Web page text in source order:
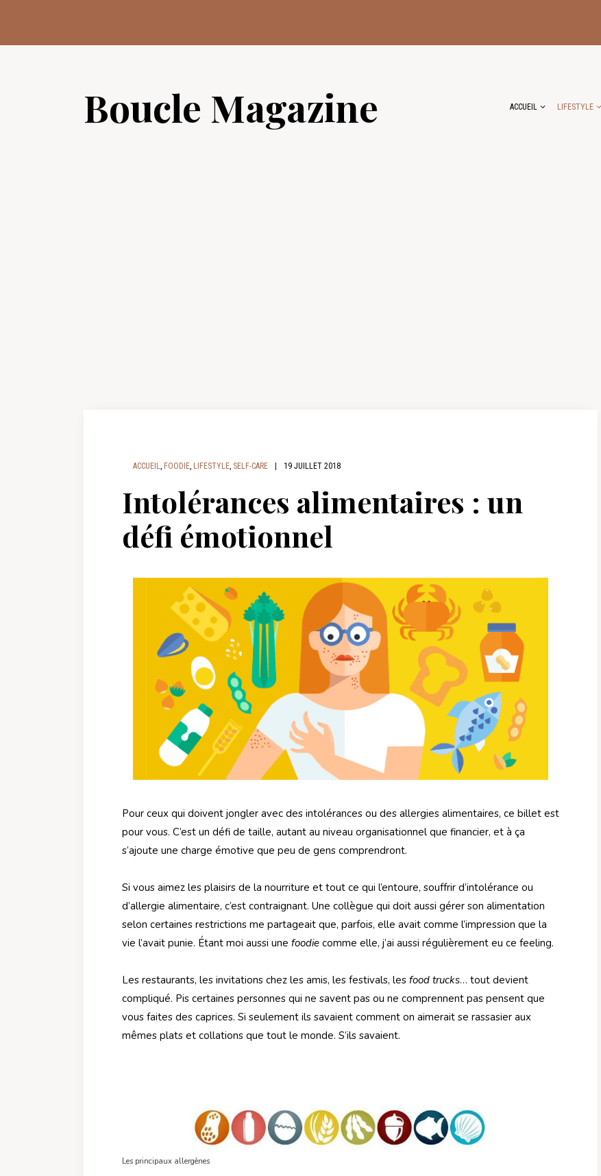
contenu
Boucle Magazine ACCUEIL LIFESTYLE
ACCUEIL, FOODIE, LIFESTYLE, SELF-CARE 19 JUILLET 2018
Intolérances alimentaires : un
défi émotionnel
Pour ceux qui doivent jongler avec des intolérances ou des allergies alimentaires, ce billet est
pour vous. C’est un défi de taille, autant au niveau organisationnel que financier, et à ça
s’ajoute une charge émotive que peu de gens comprendront.
Si vous aimez les plaisirs de la nourriture et tout ce qui l’entoure, souffrir d’intolérance ou
d’allergie alimentaire, c’est contraignant. Une collègue qui doit aussi gérer son alimentation
selon certaines restrictions me partageait que, parfois, elle avait comme l’impression que la
vie l’avait punie. Étant moi aussi une foodie comme elle, j’ai aussi régulièrement eu ce feeling.
Les restaurants, les invitations chez les amis, les festivals, les food trucks… tout devient
compliqué. Pis certaines personnes qui ne savent pas ou ne comprennent pas pensent que
vous faites des caprices. Si seulement ils savaient comment on aimerait se rassasier aux
mêmes plats et collations que tout le monde. S’ils savaient.
Les principaux allergènes